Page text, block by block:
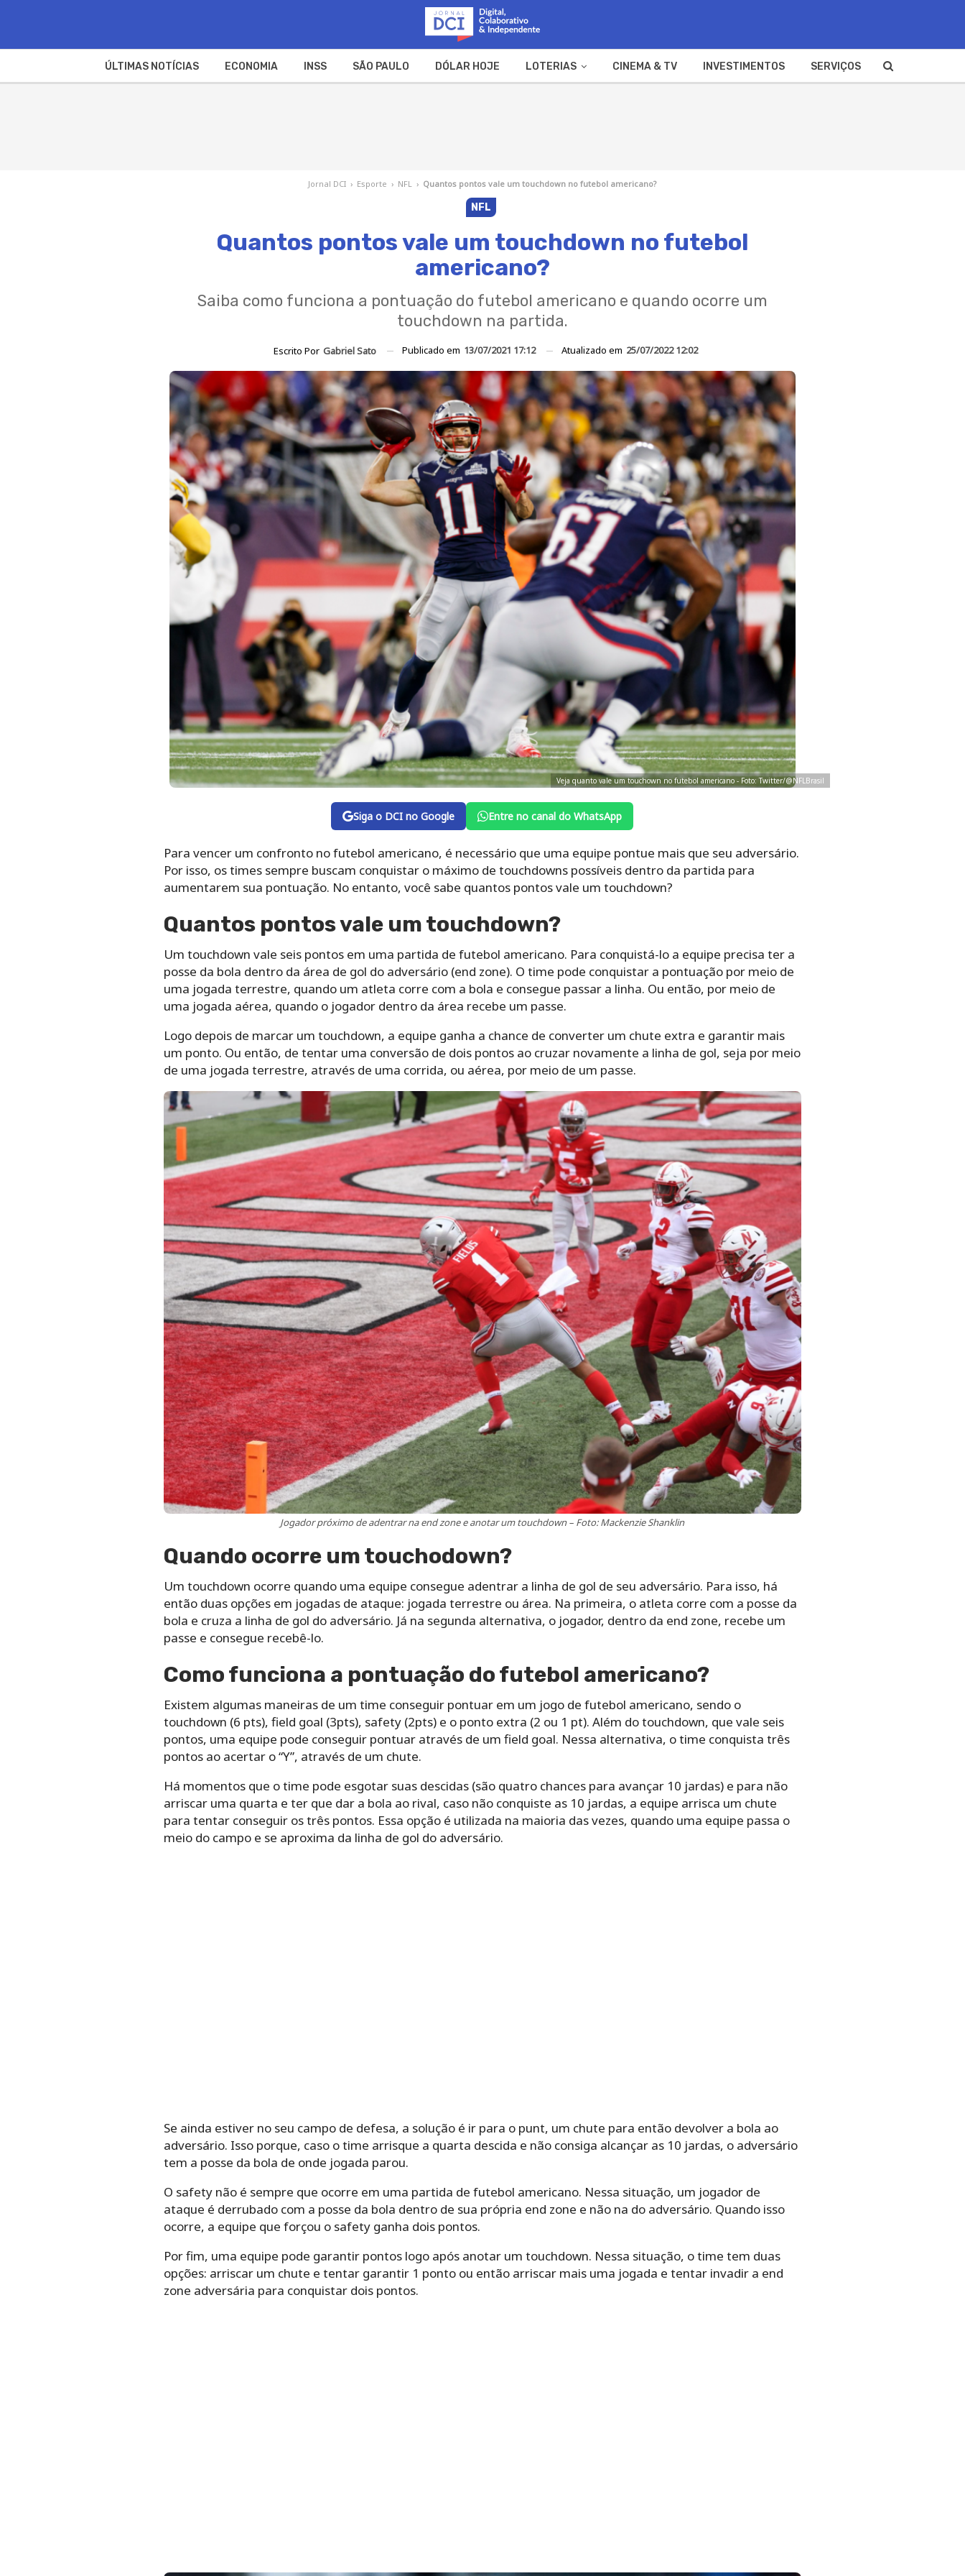
ÚLTIMAS NOTÍCIAS ECONOMIA INSS SÃO PAULO DÓLAR HOJE LOTERIAS CINEMA & TV INVESTIMENTOS SERVIÇOS
Jornal DCI › Esporte › NFL › Quantos pontos vale um touchdown no futebol americano?
NFL
Quantos pontos vale um touchdown no futebol
americano?
Saiba como funciona a pontuação do futebol americano e quando ocorre um
touchdown na partida.
Escrito Por Gabriel Sato Publicado em 13/07/2021 17:12 Atualizado em 25/07/2022 12:02
Veja quanto vale um touchown no futebol americano - Foto: Twitter/@NFLBrasil
Siga o DCI no Google Entre no canal do WhatsApp
Para vencer um confronto no futebol americano, é necessário que uma equipe pontue mais que seu adversário.
Por isso, os times sempre buscam conquistar o máximo de touchdowns possíveis dentro da partida para
aumentarem sua pontuação. No entanto, você sabe quantos pontos vale um touchdown?
Quantos pontos vale um touchdown?
Um touchdown vale seis pontos em uma partida de futebol americano. Para conquistá-lo a equipe precisa ter a
posse da bola dentro da área de gol do adversário (end zone). O time pode conquistar a pontuação por meio de
uma jogada terrestre, quando um atleta corre com a bola e consegue passar a linha. Ou então, por meio de
uma jogada aérea, quando o jogador dentro da área recebe um passe.
Logo depois de marcar um touchdown, a equipe ganha a chance de converter um chute extra e garantir mais
um ponto. Ou então, de tentar uma conversão de dois pontos ao cruzar novamente a linha de gol, seja por meio
de uma jogada terrestre, através de uma corrida, ou aérea, por meio de um passe.
Jogador próximo de adentrar na end zone e anotar um touchdown – Foto: Mackenzie Shanklin
Quando ocorre um touchodown?
Um touchdown ocorre quando uma equipe consegue adentrar a linha de gol de seu adversário. Para isso, há
então duas opções em jogadas de ataque: jogada terrestre ou área. Na primeira, o atleta corre com a posse da
bola e cruza a linha de gol do adversário. Já na segunda alternativa, o jogador, dentro da end zone, recebe um
passe e consegue recebê-lo.
Como funciona a pontuação do futebol americano?
Existem algumas maneiras de um time conseguir pontuar em um jogo de futebol americano, sendo o
touchdown (6 pts), field goal (3pts), safety (2pts) e o ponto extra (2 ou 1 pt). Além do touchdown, que vale seis
pontos, uma equipe pode conseguir pontuar através de um field goal. Nessa alternativa, o time conquista três
pontos ao acertar o “Y”, através de um chute.
Há momentos que o time pode esgotar suas descidas (são quatro chances para avançar 10 jardas) e para não
arriscar uma quarta e ter que dar a bola ao rival, caso não conquiste as 10 jardas, a equipe arrisca um chute
para tentar conseguir os três pontos. Essa opção é utilizada na maioria das vezes, quando uma equipe passa o
meio do campo e se aproxima da linha de gol do adversário.
Se ainda estiver no seu campo de defesa, a solução é ir para o punt, um chute para então devolver a bola ao
adversário. Isso porque, caso o time arrisque a quarta descida e não consiga alcançar as 10 jardas, o adversário
tem a posse da bola de onde jogada parou.
O safety não é sempre que ocorre em uma partida de futebol americano. Nessa situação, um jogador de
ataque é derrubado com a posse da bola dentro de sua própria end zone e não na do adversário. Quando isso
ocorre, a equipe que forçou o safety ganha dois pontos.
Por fim, uma equipe pode garantir pontos logo após anotar um touchdown. Nessa situação, o time tem duas
opções: arriscar um chute e tentar garantir 1 ponto ou então arriscar mais uma jogada e tentar invadir a end
zone adversária para conquistar dois pontos.